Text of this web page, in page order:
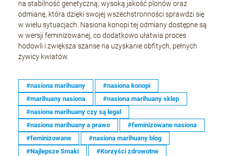
na stabilność genetyczną, wysoką jakość plonów oraz
odmianę, która dzięki swojej wszechstronności sprawdzi się
w wielu sytuacjach. Nasiona konopi tej odmiany dostępne są
w wersji feminizowanej, co dodatkowo ułatwia proces
hodowli i zwiększa szanse na uzyskanie obfitych, pełnych
żywicy kwiatów.
#nasiona marihuany
#nasiona konopi
#marihuany nasiona
#nasiona marihuany sklep
#nasiona marihuany czy są legal
#nasiona marihuany a prawo
#feminizowane nasiona
#feminizowane
#nasiona marihuany blog
#Najlepsze Smaki
#Korzyści zdrowotne